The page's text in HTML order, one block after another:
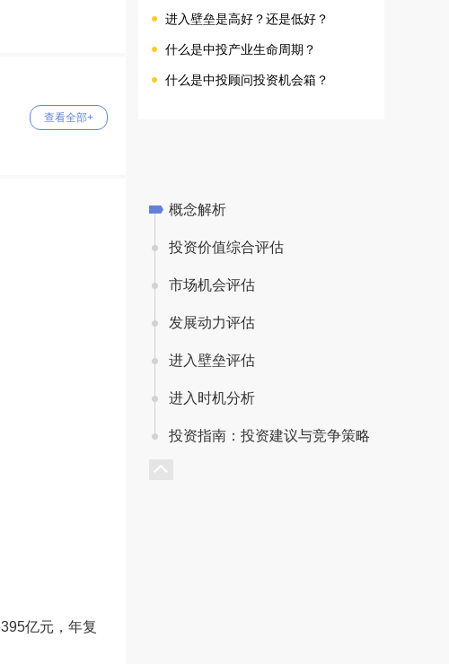
查看全部+
亿元，年复
进入壁垒是高好？还是低好？
什么是中投产业生命周期？
什么是中投顾问投资机会箱？
概念解析
投资价值综合评估
市场机会评估
发展动力评估
进入壁垒评估
进入时机分析
投资指南：投资建议与竞争策略